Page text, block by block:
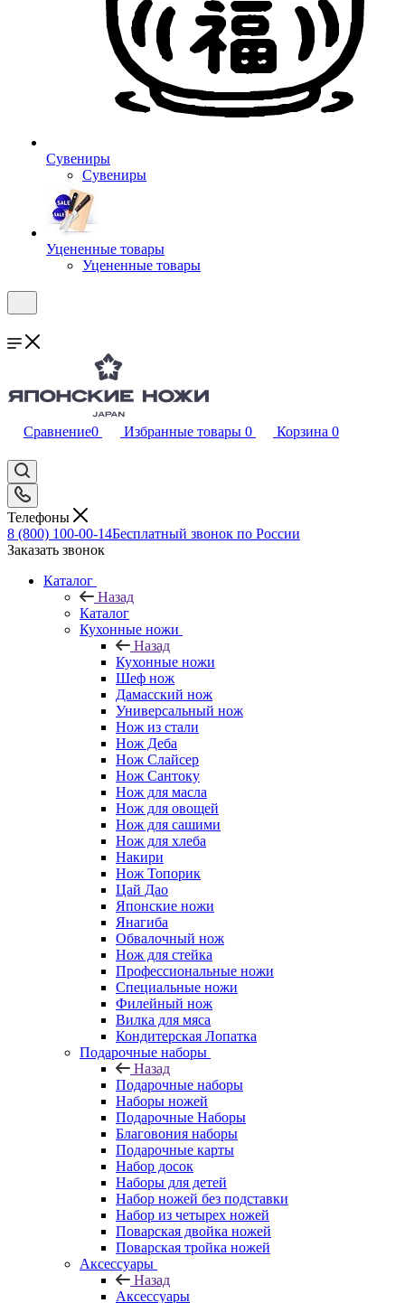
Сувениры
Сувениры
Уцененные товары
Уцененные товары
Сравнение0 Избранные товары 0 Корзина 0
Телефоны
8 (800) 100-00-14Бесплатный звонок по России
Заказать звонок
Каталог
Назад
Каталог
Кухонные ножи
Назад
Кухонные ножи
Шеф нож
Дамасский нож
Универсальный нож
Нож из стали
Нож Деба
Нож Слайсер
Нож Сантоку
Нож для масла
Нож для овощей
Нож для сашими
Нож для хлеба
Накири
Нож Топорик
Цай Дао
Японские ножи
Янагиба
Обвалочный нож
Нож для стейка
Профессиональные ножи
Специальные ножи
Филейный нож
Вилка для мяса
Кондитерская Лопатка
Подарочные наборы
Назад
Подарочные наборы
Наборы ножей
Подарочные Наборы
Благовония наборы
Подарочные карты
Набор досок
Наборы для детей
Набор ножей без подставки
Набор из четырех ножей
Поварская двойка ножей
Поварская тройка ножей
Аксессуары
Назад
Аксессуары